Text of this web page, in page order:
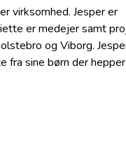
virksomhed. Jesper er
er medejer samt
og Viborg.
fra sine børn der